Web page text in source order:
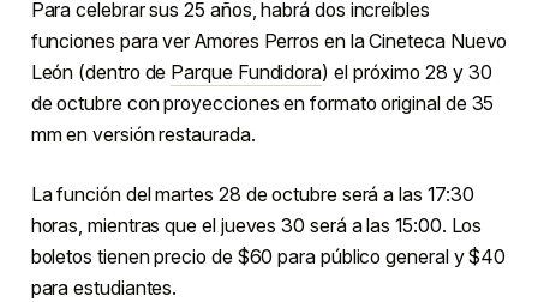
Para celebrar sus 25 años, habrá dos increíbles
funciones para ver Amores Perros en la Cineteca Nuevo
León (dentro de Parque Fundidora) el próximo 28 y 30
de octubre con proyecciones en formato original de 35
mm en versión restaurada.
La función del martes 28 de octubre será a las 17:30
horas, mientras que el jueves 30 será a las 15:00. Los
boletos tienen precio de $60 para público general y $40
para estudiantes.